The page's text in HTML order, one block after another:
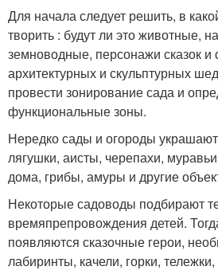
Для начала следует решить, в
творить : будут ли это животные,
земноводные, персонажи сказок
архитектурных и скульптурных
провести зонирование сада и
функциональные зоны.
Нередко сады и огороды
лягушки, аисты, черепахи,
дома, грибы, амуры и другие
Некоторые садоводы подбирают
времяпрепровождения детей.
появляются сказочные герои,
лабиринты, качели, горки, тележки,